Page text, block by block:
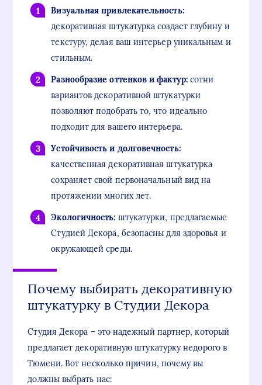
Визуальная привлекательность:
декоративная штукатурка создает глубину и
текстуру, делая ваш интерьер уникальным и
стильным.
Разнообразие оттенков и фактур:сотни
вариантов декоративной штукатурки
позволяют подобрать то, что идеально
подходит для вашего интерьера.
Устойчивость и долговечность:
качественная декоративная штукатурка
сохраняет свой первоначальный вид на
протяжении многих лет.
Экологичность: штукатурки, предлагаемые
Студией Декора, безопасны для здоровья и
окружающей среды.
Почему выбирать декоративную
штукатурку в Студии Декора
Студия Декора – это надежный партнер, который
предлагает декоративную штукатурку недорого в
Тюмени. Вот несколько причин, почему вы
должны выбрать нас: